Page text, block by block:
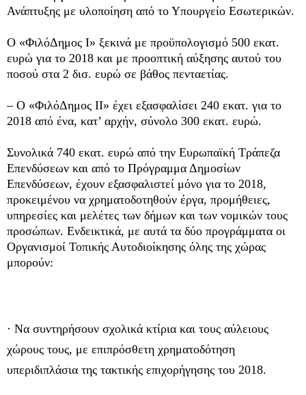
Ανάπτυξης με υλοποίηση από το Υπουργείο Εσωτερικών.
Ο «ΦιλόΔημος Ι» ξεκινά με προϋπολογισμό 500 εκατ.
ευρώ για το 2018 και με προοπτική αύξησης αυτού του
ποσού στα 2 δισ. ευρώ σε βάθος πενταετίας.
– Ο «ΦιλόΔημος ΙΙ» έχει εξασφαλίσει 240 εκατ. για το
2018 από ένα, κατ’ αρχήν, σύνολο 300 εκατ. ευρώ.
Συνολικά 740 εκατ. ευρώ από την Ευρωπαϊκή Τράπεζα
Επενδύσεων και από το Πρόγραμμα Δημοσίων
Επενδύσεων, έχουν εξασφαλιστεί μόνο για το 2018,
προκειμένου να χρηματοδοτηθούν έργα, προμήθειες,
υπηρεσίες και μελέτες των δήμων και των νομικών τους
προσώπων. Ενδεικτικά, με αυτά τα δύο προγράμματα οι
Οργανισμοί Τοπικής Αυτοδιοίκησης όλης της χώρας
μπορούν:
· Να συντηρήσουν σχολικά κτίρια και τους αύλειους
χώρους τους, με επιπρόσθετη χρηματοδότηση
υπεριδιπλάσια της τακτικής επιχορήγησης του 2018.